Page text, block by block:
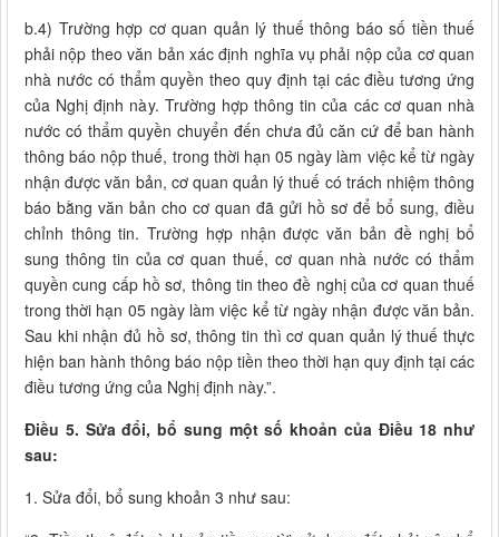
b.4) Trường hợp cơ quan quản lý thuế thông báo số tiền thuế
phải nộp theo văn bản xác định nghĩa vụ phải nộp của cơ quan
nhà nước có thẩm quyền theo quy định tại các điều tương ứng
của Nghị định này. Trường hợp thông tin của các cơ quan nhà
nước có thẩm quyền chuyển đến chưa đủ căn cứ để ban hành
thông báo nộp thuế, trong thời hạn 05 ngày làm việc kể từ ngày
nhận được văn bản, cơ quan quản lý thuế có trách nhiệm thông
báo bằng văn bản cho cơ quan đã gửi hồ sơ để bổ sung, điều
chỉnh thông tin. Trường hợp nhận được văn bản đề nghị bổ
sung thông tin của cơ quan thuế, cơ quan nhà nước có thẩm
quyền cung cấp hồ sơ, thông tin theo đề nghị của cơ quan thuế
trong thời hạn 05 ngày làm việc kể từ ngày nhận được văn bản.
Sau khi nhận đủ hồ sơ, thông tin thì cơ quan quản lý thuế thực
hiện ban hành thông báo nộp tiền theo thời hạn quy định tại các
điều tương ứng của Nghị định này.”.
Điều 5. Sửa đổi, bổ sung một số khoản của Điều 18 như
sau:
1. Sửa đổi, bổ sung khoản 3 như sau: